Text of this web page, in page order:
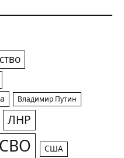
Владимир Путин
ЛНР
СВО США